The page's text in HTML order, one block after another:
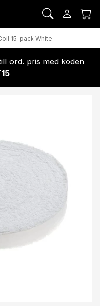
15-pack White
ord. pris med koden